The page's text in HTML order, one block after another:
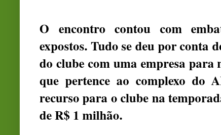
O encontro contou com
expostos. Tudo se deu por conta
do clube com uma empresa
que pertence ao complexo do
recurso para o clube na
de R$ 1 milhão.